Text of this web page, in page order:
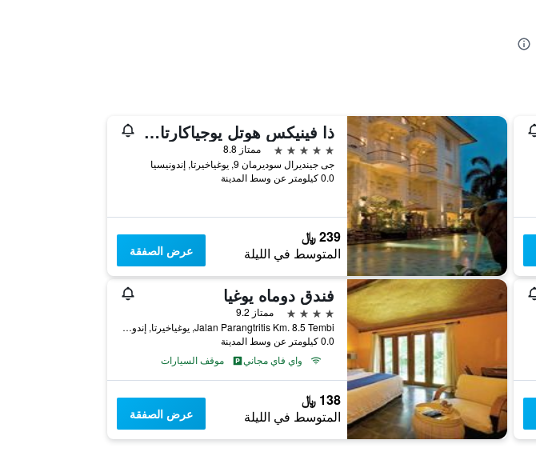
ذا فينيكس هوتل يوجياكارتا - هاندوريتين كوليكشن
5 نجوم
ممتاز 8.8
جى جينديرال سوديرمان 9, يوغياخيرتا, إندونيسيا
0.0 كيلومتر عن وسط المدينة
239 ﷼
المتوسط في الليلة عرض الصفقة
فندق دوماه يوغيا
4 نجوم
ممتاز 9.2
Jalan Parangtritis Km. 8.5 Tembi, يوغياخيرتا, إندونيسيا
0.0 كيلومتر عن وسط المدينة
واي فاي مجاني
موقف السيارات
138 ﷼
المتوسط في الليلة عرض الصفقة